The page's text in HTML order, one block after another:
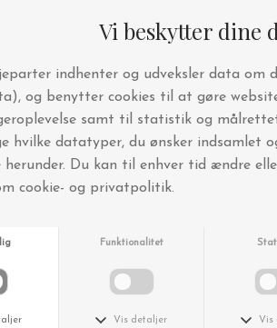
Andre købte også